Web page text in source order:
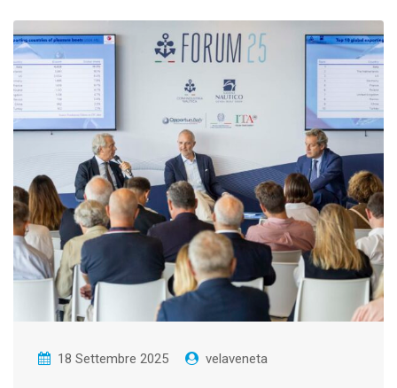
18 Settembre 2025 velaveneta